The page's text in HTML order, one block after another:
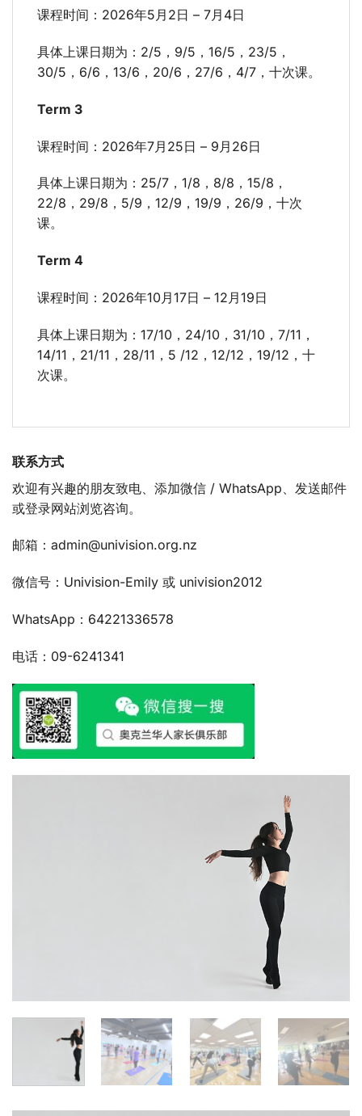
课程时间：2026年5月2日 – 7月4日
具体上课日期为：2/5，9/5，16/5，23/5，
30/5，6/6，13/6，20/6，27/6，4/7，十次课。
Term 3
课程时间：2026年7月25日 – 9月26日
具体上课日期为：25/7，1/8，8/8，15/8，
22/8，29/8，5/9，12/9，19/9，26/9，十次
课。
Term 4
课程时间：2026年10月17日 – 12月19日
具体上课日期为：17/10，24/10，31/10，7/11，
14/11，21/11，28/11，5 /12，12/12，19/12，十
次课。
联系方式
欢迎有兴趣的朋友致电、添加微信 / WhatsApp、发送邮件
或登录网站浏览咨询。
邮箱： admin@univision.org.nz
微信号：Univision-Emily 或 univision2012
WhatsApp：64221336578
电话：09-6241341